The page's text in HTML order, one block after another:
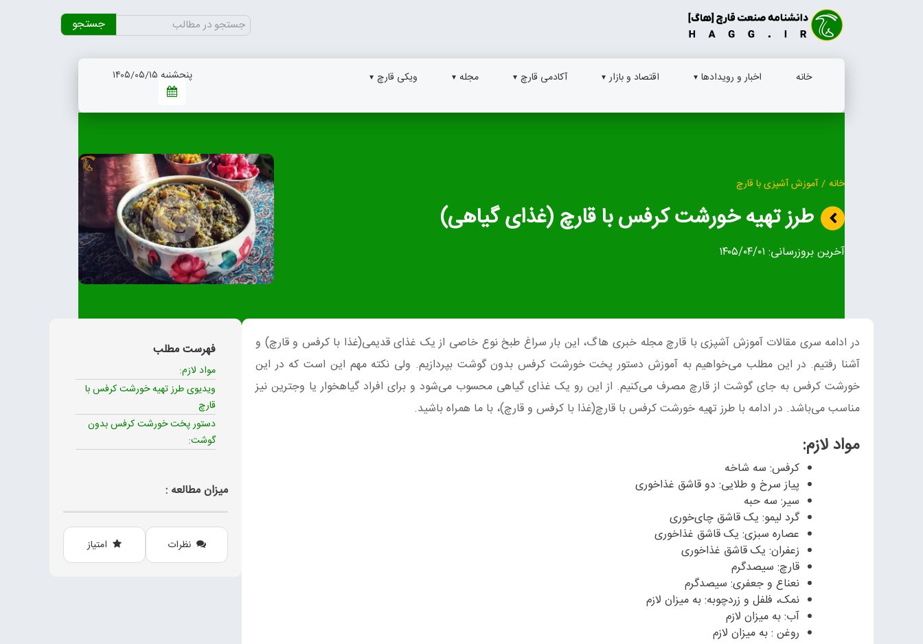
جستجو
برای:
خانه اخبار و رویدادها اقتصاد و بازار آکادمی قارچ مجله ویکی قارچ پنجشنبه ۱۴۰۵/۰۵/۱۵
خانه / آموزش آشپزی با قارچ
طرز تهیه خورشت کرفس با قارچ (غذای گیاهی)
آخرین بروزرسانی: ۱۴۰۵/۰۴/۰۱
در ادامه سری مقالات آموزش آشپزی با قارچ مجله خبری هاگ، این بار سراغ طبخ نوع خاصی از یک غذای قدیمی(غذا با کرفس و قارچ) و
آشنا رفتیم. در این مطلب می‌خواهیم به آموزش دستور پخت خورشت کرفس بدون گوشت بپردازیم. ولی نکته مهم این است که در این
خورشت کرفس به جای گوشت از قارچ مصرف می‌کنیم. از این رو یک غذای گیاهی محسوب می‌شود و برای افراد گیاهخوار یا وجترین نیز
مناسب می‌باشد. در ادامه با طرز تهیه خورشت کرفس با قارچ(غذا با کرفس و قارچ)، با ما همراه باشید.
مواد لازم:
کرفس: سه شاخه
پیاز سرخ و طلایی: دو قاشق غذاخوری
سیر: سه حبه
گرد لیمو: یک قاشق چای‌خوری
عصاره سبزی: یک قاشق غذاخوری
زعفران: یک قاشق غذاخوری
قارچ: سیصد‌گرم
نعناع و جعفری: سیصد‌گرم
نمک، فلفل و زردچوبه: به میزان لازم
آب: به میزان لازم
روغن : به میزان لازم
فهرست مطلب
مواد لازم:
ویدیوی طرز تهیه خورشت کرفس با
قارچ
دستور پخت خورشت کرفس بدون
گوشت:
میزان مطالعه :
نظرات امتیاز